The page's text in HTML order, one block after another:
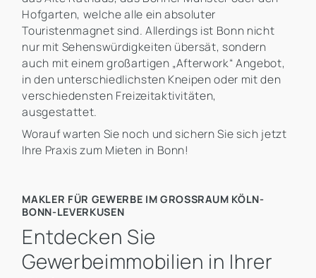
Hofgarten, welche alle ein absoluter
Touristenmagnet sind. Allerdings ist Bonn nicht
nur mit Sehenswürdigkeiten übersät, sondern
auch mit einem großartigen „Afterwork“ Angebot,
in den unterschiedlichsten Kneipen oder mit den
verschiedensten Freizeitaktivitäten,
ausgestattet.
Worauf warten Sie noch und sichern Sie sich jetzt
Ihre Praxis zum Mieten in Bonn!
MAKLER FÜR GEWERBE IM GROSSRAUM KÖLN-B
ONN-LEVERKUSEN
Entdecken Sie
Gewerbeimmobilien in Ihrer